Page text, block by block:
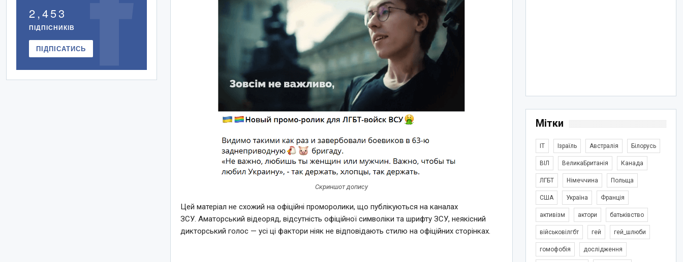
Скриншот допису
Цей матеріал не схожий на офіційні проморолики, що публікуються на каналах
ЗСУ. Аматорський відеоряд, відсутність офіційної символіки та шрифту ЗСУ, неякісний
дикторський голос — усі ці фактори ніяк не відповідають стилю на офіційних сторінках.
Мітки
IT Ізраїль Австралія Білорусь
ВІЛ ВеликаБританія Канада
ЛГБТ Німеччина Польща
США Україна Франція
активізм актори батьківство
військовілгбт гей гей_шлюби
гомофобія дослідження
2,453
ПІДПІСНИКІВ
ПІДПІСАТИСЬ